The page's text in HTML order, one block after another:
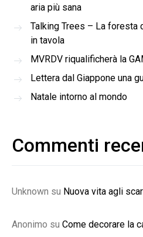
aria più sana
Talking Trees – La foresta
in tavola
MVRDV riqualificherà la
Lettera dal Giappone una
Natale intorno al mondo
Commenti
Unknown su Nuova vita agli
Anonimo su Come decorare la